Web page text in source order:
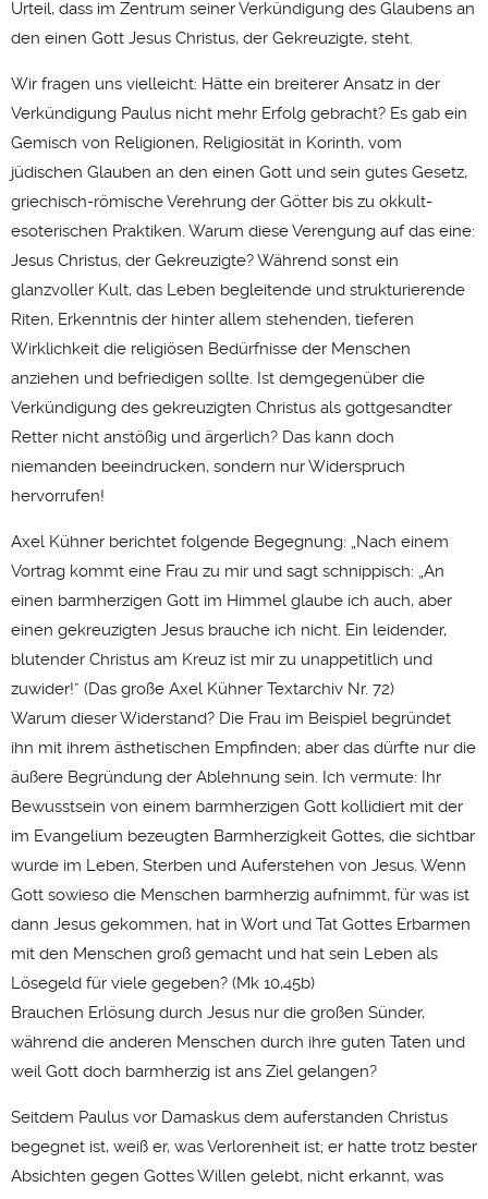
Urteil, dass im Zentrum seiner Verkündigung des Glaubens an
den einen Gott Jesus Christus, der Gekreuzigte, steht.
Wir fragen uns vielleicht: Hätte ein breiterer Ansatz in der
Verkündigung Paulus nicht mehr Erfolg gebracht? Es gab ein
Gemisch von Religionen, Religiosität in Korinth, vom
jüdischen Glauben an den einen Gott und sein gutes Gesetz,
griechisch-römische Verehrung der Götter bis zu okkult-
esoterischen Praktiken. Warum diese Verengung auf das eine:
Jesus Christus, der Gekreuzigte? Während sonst ein
glanzvoller Kult, das Leben begleitende und strukturierende
Riten, Erkenntnis der hinter allem stehenden, tieferen
Wirklichkeit die religiösen Bedürfnisse der Menschen
anziehen und befriedigen sollte. Ist demgegenüber die
Verkündigung des gekreuzigten Christus als gottgesandter
Retter nicht anstößig und ärgerlich? Das kann doch
niemanden beeindrucken, sondern nur Widerspruch
hervorrufen!
Axel Kühner berichtet folgende Begegnung: „Nach einem
Vortrag kommt eine Frau zu mir und sagt schnippisch: „An
einen barmherzigen Gott im Himmel glaube ich auch, aber
einen gekreuzigten Jesus brauche ich nicht. Ein leidender,
blutender Christus am Kreuz ist mir zu unappetitlich und
zuwider!” (Das große Axel Kühner Textarchiv Nr. 72)
Warum dieser Widerstand? Die Frau im Beispiel begründet
ihn mit ihrem ästhetischen Empfinden; aber das dürfte nur die
äußere Begründung der Ablehnung sein. Ich vermute: Ihr
Bewusstsein von einem barmherzigen Gott kollidiert mit der
im Evangelium bezeugten Barmherzigkeit Gottes, die sichtbar
wurde im Leben, Sterben und Auferstehen von Jesus. Wenn
Gott sowieso die Menschen barmherzig aufnimmt, für was ist
dann Jesus gekommen, hat in Wort und Tat Gottes Erbarmen
mit den Menschen groß gemacht und hat sein Leben als
Lösegeld für viele gegeben? (Mk 10,45b)
Brauchen Erlösung durch Jesus nur die großen Sünder,
während die anderen Menschen durch ihre guten Taten und
weil Gott doch barmherzig ist ans Ziel gelangen?
Seitdem Paulus vor Damaskus dem auferstanden Christus
begegnet ist, weiß er, was Verlorenheit ist; er hatte trotz bester
Absichten gegen Gottes Willen gelebt, nicht erkannt, was